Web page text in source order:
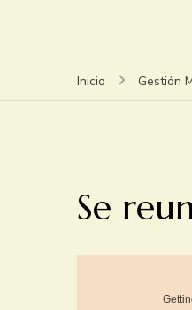
Inicio Gestión
Se